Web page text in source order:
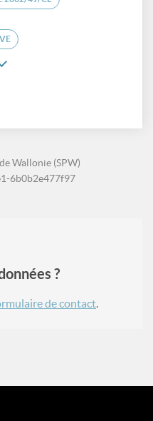
Wallonie (SPW)
6b0b2e477f97
?
de contact.